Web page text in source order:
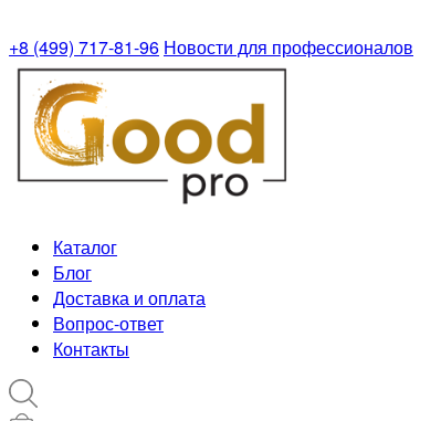
+8 (499) 717-81-96 Новости для профессионалов
Каталог
Блог
Доставка и оплата
Вопрос-ответ
Контакты